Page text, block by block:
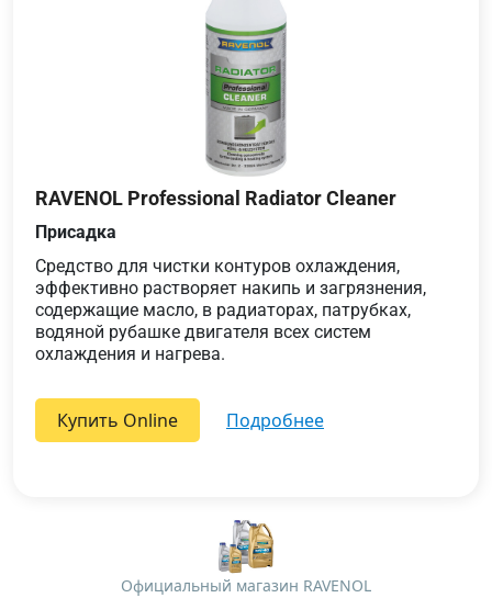
RAVENOL Professional Radiator Cleaner
Присадка
Средство для чистки контуров охлаждения,
эффективно растворяет накипь и загрязнения,
содержащие масло, в радиаторах, патрубках,
водяной рубашке двигателя всех систем
охлаждения и нагрева.
Купить Online подробнее
Официальный магазин RAVENOL